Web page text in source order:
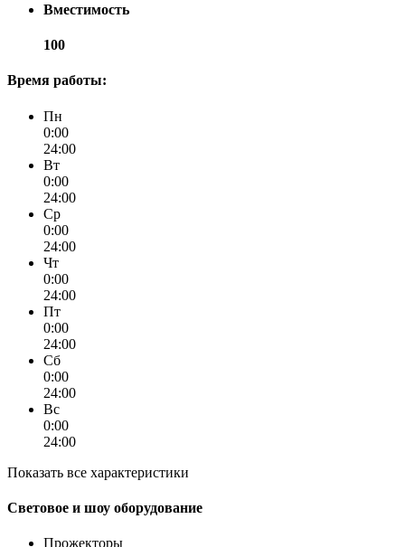
Вместимость
100
Время работы:
Пн
0:00
24:00
Вт
0:00
24:00
Ср
0:00
24:00
Чт
0:00
24:00
Пт
0:00
24:00
Сб
0:00
24:00
Вс
0:00
24:00
Показать все характеристики
Световое и шоу оборудование
Прожекторы